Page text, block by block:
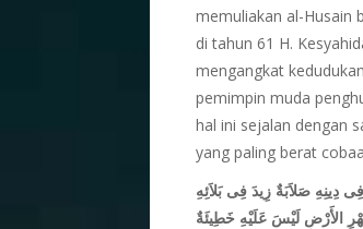
memuliakan al-Husain
di tahun 61 H.
mengangkat
pemimpin muda
hal ini sejalan dengan
yang paling berat
دِينِهِ صَلاَبَةٌ زِيدَ فِى بَلاَئِهِ
الأَرْضِ لَيْسَ عَلَيْهِ خَطِيئَةٌ